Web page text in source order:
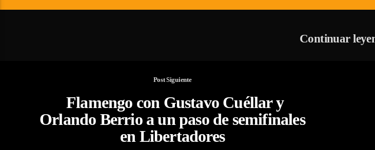
Continuar
Post Siguiente
Flamengo con Gustavo Cuéllar y
Orlando Berrio a un paso de semifinales
en Libertadores